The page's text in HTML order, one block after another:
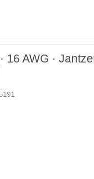
16 AWG ·